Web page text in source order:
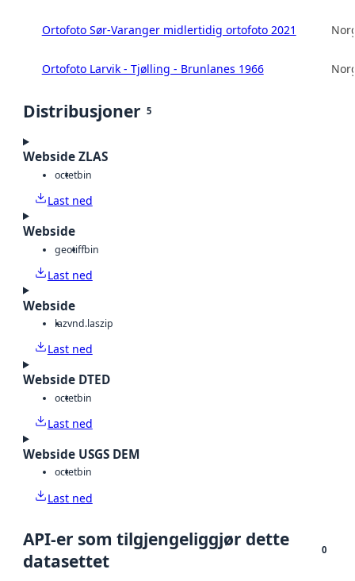
Ortofoto Sør-Varanger midlertidig ortofoto 2021
Ortofoto Larvik - Tjølling - Brunlanes 1966
Distribusjoner 5
Webside ZLAS
octetbin
Last ned
Webside
geotiffbin
Last ned
Webside
lazvnd.laszip
Last ned
Webside DTED
octetbin
Last ned
Webside USGS DEM
octetbin
Last ned
API-er som tilgjengeliggjør dette
datasettet
0